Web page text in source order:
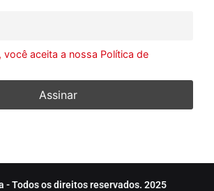
você aceita a nossa Política de
- Todos os direitos reservados. 2025